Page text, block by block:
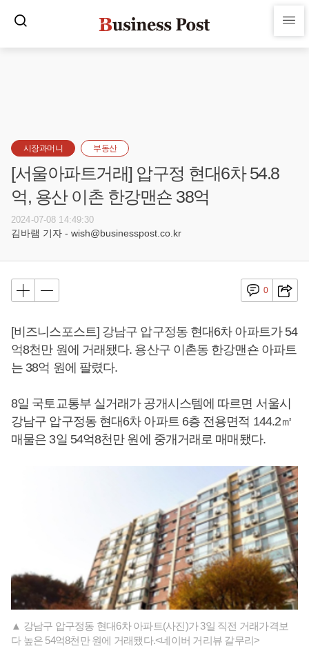
시장과머니 부동산
[서울아파트거래] 압구정 현대6차 54.8
억, 용산 이촌 한강맨숀 38억
2024-07-08 14:49:30
김바램 기자 - wish@businesspost.co.kr
0
[비즈니스포스트] 강남구 압구정동 현대6차 아파트가 54
억8천만 원에 거래됐다. 용산구 이촌동 한강맨숀 아파트
는 38억 원에 팔렸다.
8일 국토교통부 실거래가 공개시스템에 따르면 서울시
강남구 압구정동 현대6차 아파트 6층 전용면적 144.2㎡
매물은 3일 54억8천만 원에 중개거래로 매매됐다.
▲ 강남구 압구정동 현대6차 아파트(사진)가 3일 직전 거래가격보
다 높은 54억8천만 원에 거래됐다.<네이버 거리뷰 갈무리>